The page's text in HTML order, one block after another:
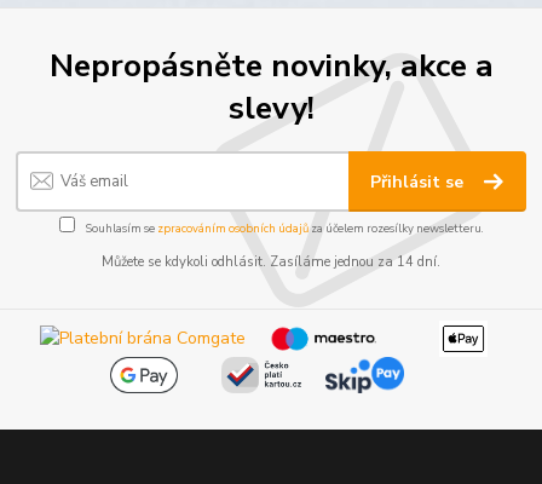
Nepropásněte novinky, akce a
slevy!
Přihlásit se
Souhlasím se zpracováním osobních údajůza účelem rozesílky newsletteru.
Můžete se kdykoli odhlásit. Zasíláme jednou za 14 dní.